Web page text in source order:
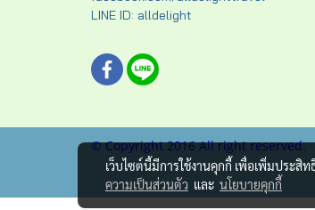
LINE ID: alldelight
© Copyright 2016 All right reserved.
เว็บไซต์นี้มีการใช้งานคุกกี้ เพื่อเพิ่มประสิ
ความเป็นส่วนตัว และ นโยบายคุกกี้